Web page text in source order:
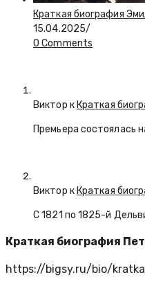
Краткая биография
15.04.2025/
0 Comments
Виктор к Краткая
Премьера состоялась
Виктор к Краткая
С 1821 по 1825-й
Краткая биография
https://bigsy.ru/bio/